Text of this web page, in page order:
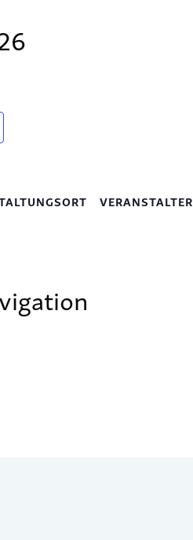
VERANSTALTER